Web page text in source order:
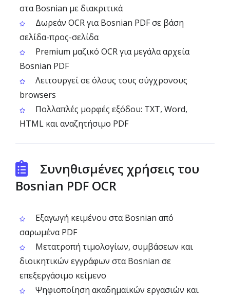
στα Bosnian με διακριτικά
Δωρεάν OCR για Bosnian PDF σε βάση
σελίδα-προς-σελίδα
Premium μαζικό OCR για μεγάλα αρχεία
Bosnian PDF
Λειτουργεί σε όλους τους σύγχρονους
browsers
Πολλαπλές μορφές εξόδου: TXT, Word,
HTML και αναζητήσιμο PDF
Συνηθισμένες χρήσεις του
Bosnian PDF OCR
Εξαγωγή κειμένου στα Bosnian από
σαρωμένα PDF
Μετατροπή τιμολογίων, συμβάσεων και
διοικητικών εγγράφων στα Bosnian σε
επεξεργάσιμο κείμενο
Ψηφιοποίηση ακαδημαϊκών εργασιών και